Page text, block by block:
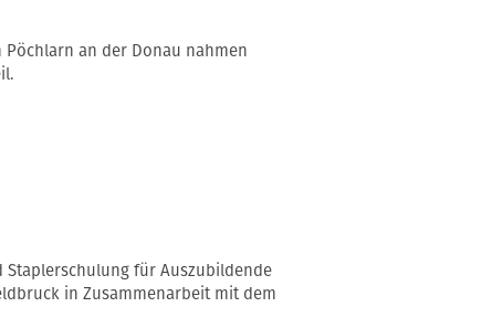
an der Donau nahmen
für Auszubildende
in Zusammenarbeit mit dem